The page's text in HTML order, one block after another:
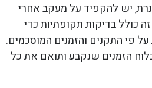
יש להקפיד על מעקב אחרי
כולל בדיקות תקופתיות כדי
פי התקנים והזמנים המוסכמים.
הזמנים שנקבע ותואם את כל